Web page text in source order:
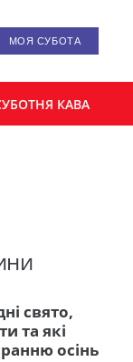
МОЯ СУБОТА
КАВА
свято,
та які
осінь